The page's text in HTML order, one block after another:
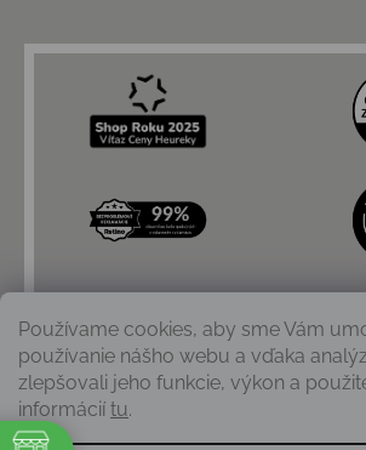
Používame cookies, aby sme Vám
používanie nášho webu a vďaka
zlepšovali jeho funkcie, výkon a
informácií tu.